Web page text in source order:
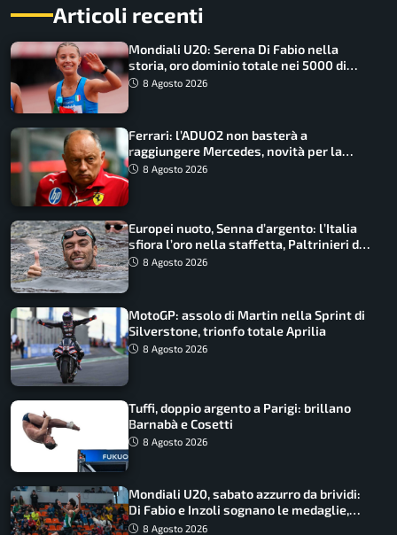
Articoli recenti
Mondiali U20: Serena Di Fabio nella
storia, oro dominio totale nei 5000 di
marcia
8 Agosto 2026
Ferrari: l’ADUO2 non basterà a
raggiungere Mercedes, novità per la
Macarena
8 Agosto 2026
Europei nuoto, Senna d’argento: l’Italia
sfiora l’oro nella staffetta, Paltrinieri da
urlo, il bilancio azzurro
8 Agosto 2026
MotoGP: assolo di Martin nella Sprint di
Silverstone, trionfo totale Aprilia
8 Agosto 2026
Tuffi, doppio argento a Parigi: brillano
Barnabà e Cosetti
8 Agosto 2026
Mondiali U20, sabato azzurro da brividi:
Di Fabio e Inzoli sognano le medaglie,
Castellani e Succo in finale
8 Agosto 2026